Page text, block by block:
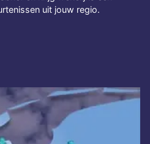
uit jouw regio.